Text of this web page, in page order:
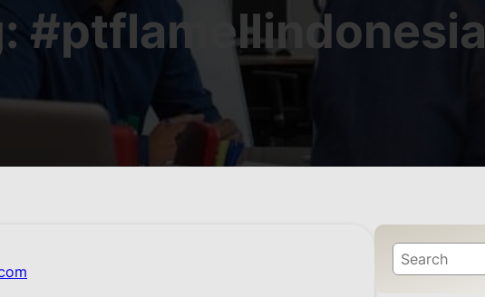
#ptflamellindonesia
S
e